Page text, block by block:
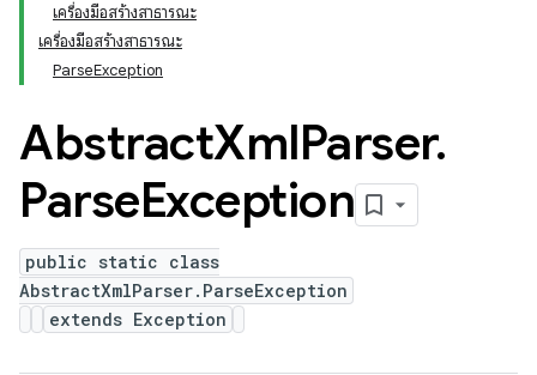
เครื่องมือสร้างสาธารณะ
เครื่องมือสร้างสาธารณะ
ParseException
AbstractXmlParser.
ParseException
public static class
AbstractXmlParser.ParseException
extends Exception